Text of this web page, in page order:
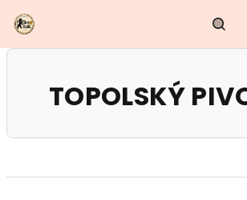
na
obsah
TOPOLSKÝ